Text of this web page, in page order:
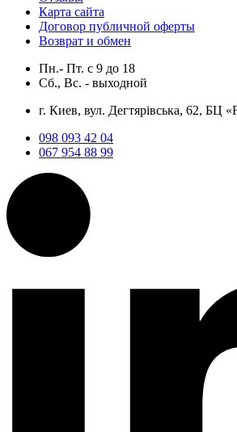
Карта сайта
Договор публичной оферты
Возврат и обмен
Пн.- Пт. с 9 до 18
Сб., Вс. - выходной
г. Киев, вул. Дегтярівська, 62, БЦ
098 093 42 04
067 954 88 99